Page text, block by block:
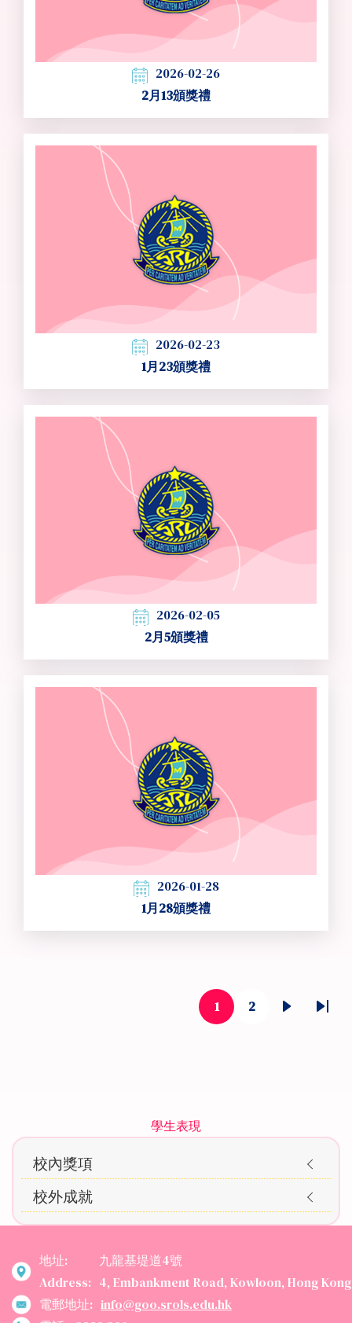
2026-02-26
2月13頒獎禮
2026-02-23
1月23頒獎禮
2026-02-05
2月5頒獎禮
2026-01-28
1月28頒獎禮
目
1 2
Last
navigation
Awards
學生表現
校內獎項
校外成就
地址:
Address:
九龍基堤道4號
4, Embankment Road, Kowloon, Hong Kong
電郵地址: info@goo.srols.edu.hk